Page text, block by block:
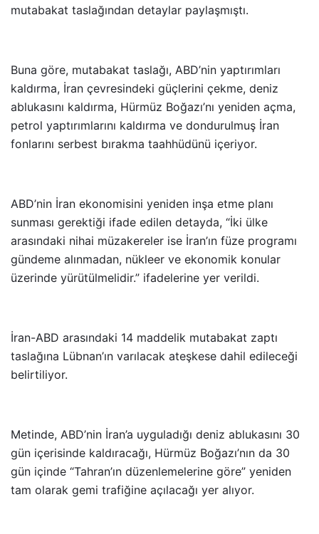
mutabakat taslağından detaylar paylaşmıştı.
Buna göre, mutabakat taslağı, ABD’nin yaptırımları
kaldırma, İran çevresindeki güçlerini çekme, deniz
ablukasını kaldırma, Hürmüz Boğazı’nı yeniden açma,
petrol yaptırımlarını kaldırma ve dondurulmuş İran
fonlarını serbest bırakma taahhüdünü içeriyor.
ABD’nin İran ekonomisini yeniden inşa etme planı
sunması gerektiği ifade edilen detayda, “İki ülke
arasındaki nihai müzakereler ise İran’ın füze programı
gündeme alınmadan, nükleer ve ekonomik konular
üzerinde yürütülmelidir.” ifadelerine yer verildi.
İran-ABD arasındaki 14 maddelik mutabakat zaptı
taslağına Lübnan’ın varılacak ateşkese dahil edileceği
belirtiliyor.
Metinde, ABD’nin İran’a uyguladığı deniz ablukasını 30
gün içerisinde kaldıracağı, Hürmüz Boğazı’nın da 30
gün içinde “Tahran’ın düzenlemelerine göre” yeniden
tam olarak gemi trafiğine açılacağı yer alıyor.